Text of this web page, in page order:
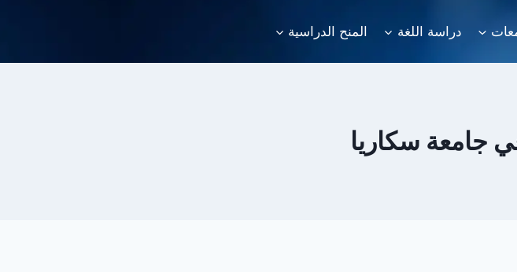
دراسة اللغة المنح الدراسية
جامعة سكاريا